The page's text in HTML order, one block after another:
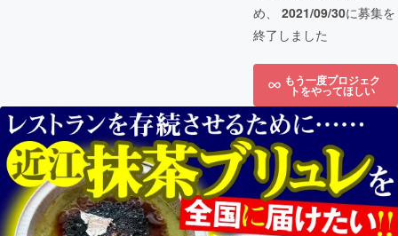
め、 2021/09/30に募集を
終了しました
もう一度プロジェク
トをやってほしい